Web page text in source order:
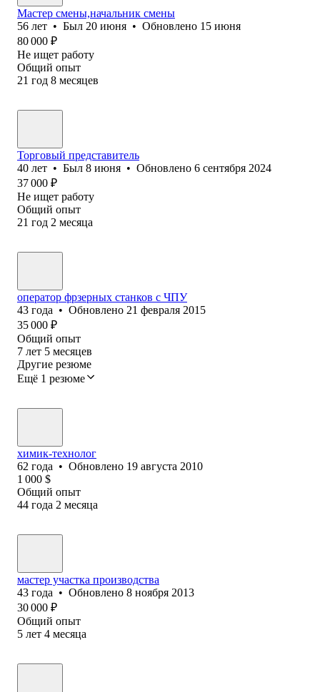
Мастер смены,начальник смены
56 лет • Был 20 июня • Обновлено 15 июня
80 000 ₽
Не ищет работу
Общий опыт
21 год 8 месяцев
Торговый представитель
40 лет • Был 8 июня • Обновлено 6 сентября 2024
37 000 ₽
Не ищет работу
Общий опыт
21 год 2 месяца
оператор фрзерных станков с ЧПУ
43 года • Обновлено 21 февраля 2015
35 000 ₽
Общий опыт
7 лет 5 месяцев
Другие резюме
Ещё 1 резюме
химик-технолог
62 года • Обновлено 19 августа 2010
1 000 $
Общий опыт
44 года 2 месяца
мастер участка производства
43 года • Обновлено 8 ноября 2013
30 000 ₽
Общий опыт
5 лет 4 месяца